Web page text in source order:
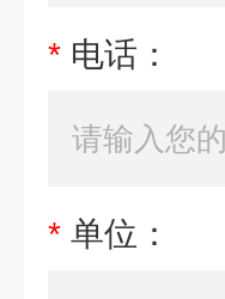
* 电话：
* 单位：